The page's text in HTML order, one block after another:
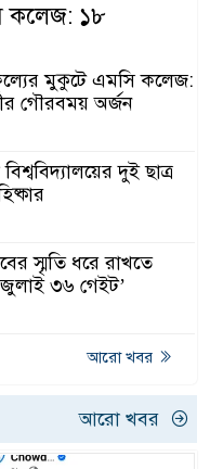
কলেজ: ১৮
মুকুটে এমসি কলেজ:
গৌরবময় অর্জন
দুই ছাত্র
স্মৃতি ধরে রাখতে
৩৬ গেইট’
আরো খবর
আরো খবর